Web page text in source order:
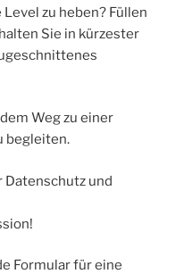
zu heben? Füllen
Sie in kürzester
Weg zu einer
begleiten.
Datenschutz und
Formular für eine